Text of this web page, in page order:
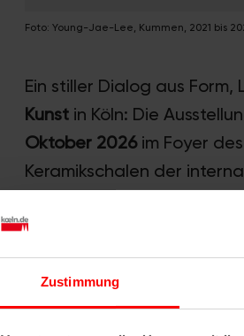
Zustimmung
Foto: Young-Jae-Lee, Kummen, 2021 bis
Ein stiller Dialog aus
Kunst in Köln: Die
Oktober 2026im Foyer
Keramikschalen der
des Museums öffnet sich
konzentrierten
Ein Ensemble aus